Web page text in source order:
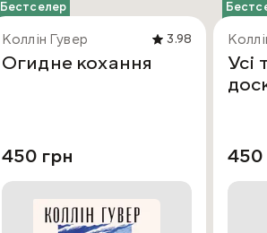
Бестселер
Коллін Гувер 3.98
Огидне кохання
450 грн
Усі
450